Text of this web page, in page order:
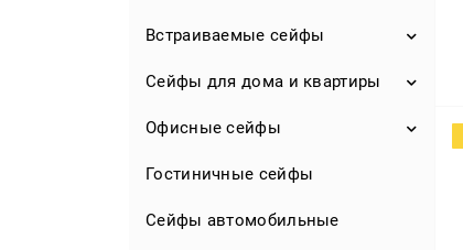
Встраиваемые сейфы
Сейфы встраиваемые в стену
Сейфы встраиваемые в пол
Сейфы-тайники
Сейфы для дома и квартиры
Сейфы встраиваемые для дома
Сейфы огнестойкие для дома
Сейфы для денег
Офисные сейфы
Сейфы для офиса для
Гостиничные сейфы
Сейфы автомобильные